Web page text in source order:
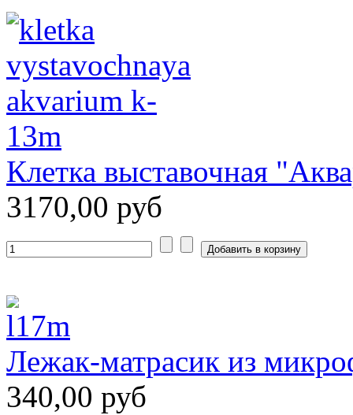
Клетка выставочная
3170,00 руб
Лежак-матрасик из
340,00 руб